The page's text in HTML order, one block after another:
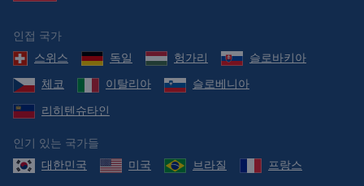
인접 국가
스위스
독일 헝가리
슬로바키아
체코
이탈리아
슬로베니아
리히텐슈타인
인기 있는 국가들
대한민국
미국 브라질 프랑스